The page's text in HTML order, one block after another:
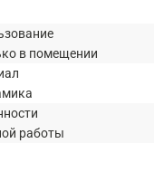
в помещении
работы